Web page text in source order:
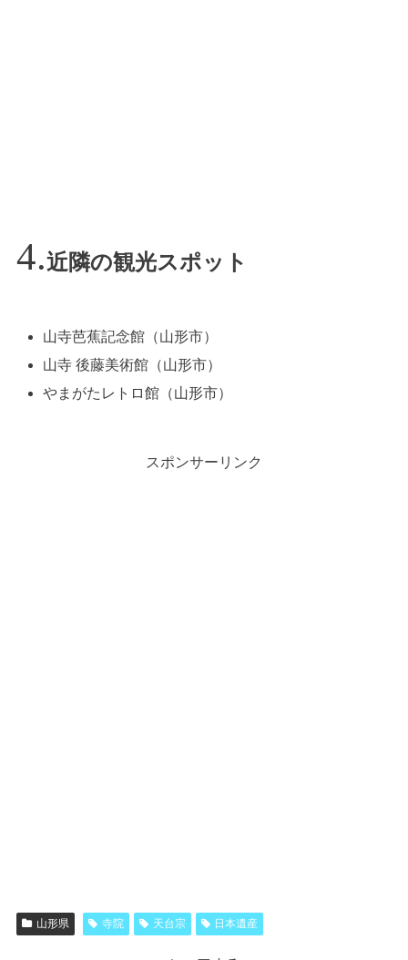
近隣の観光スポット
山寺芭蕉記念館（山形市）
山寺 後藤美術館（山形市）
やまがたレトロ館（山形市）
スポンサーリンク
山形県 寺院 天台宗 日本遺産